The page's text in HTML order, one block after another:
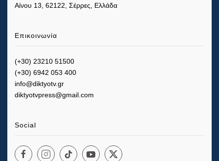
Αίνου 13, 62122, Σέρρες, Ελλάδα
Επικοινωνία
(+30) 23210 51500
(+30) 6942 053 400
info@diktyotv.gr
diktyotvpress@gmail.com
Social